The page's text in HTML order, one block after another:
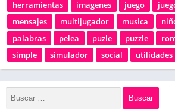
herramientas
imagenes juego
mensajes
multijugador musica
palabras
pelea puzle puzzle
simple
simulador social utilidades